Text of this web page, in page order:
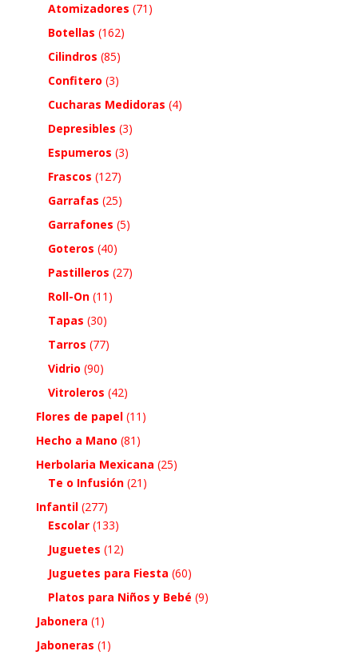
Atomizadores (71)
Botellas (162)
Cilindros (85)
Confitero (3)
Cucharas Medidoras (4)
Depresibles (3)
Espumeros (3)
Frascos (127)
Garrafas (25)
Garrafones (5)
Goteros (40)
Pastilleros (27)
Roll-On (11)
Tapas (30)
Tarros (77)
Vidrio (90)
Vitroleros (42)
Flores de papel (11)
Hecho a Mano (81)
Herbolaria Mexicana (25)
Te o Infusión (21)
Infantil (277)
Escolar (133)
Juguetes (12)
Juguetes para Fiesta (60)
Platos para Niños y Bebé (9)
Jabonera (1)
Jaboneras (1)